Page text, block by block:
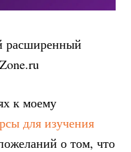
расширенный
к моему
для изучения
о том, что